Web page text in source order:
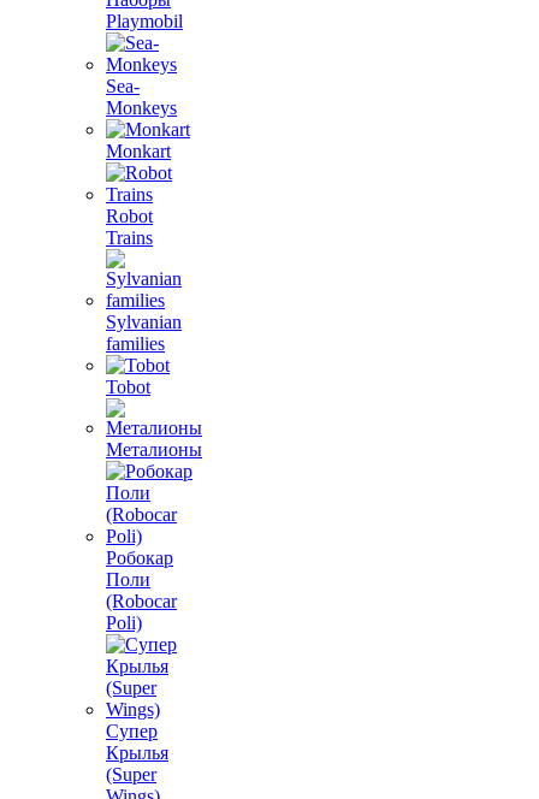
Playmobil
Sea-
Monkeys
Monkart
Robot
Trains
Sylvanian
families
Tobot
Металионы
Робокар
Поли
(Robocar
Poli)
Супер
Крылья
(Super